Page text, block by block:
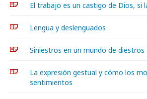
El trabajo es un castigo de Dios, si
Lengua y deslenguados
Siniestros en un mundo de diestros
La expresión gestual y cómo los
sentimientos